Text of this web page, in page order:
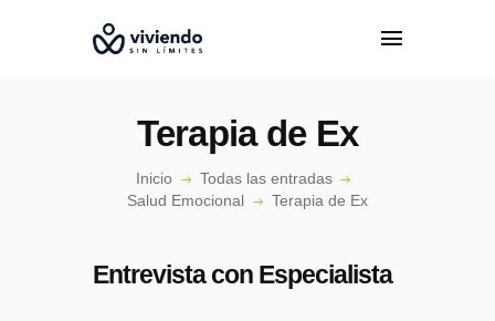
Terapia de Ex
Inicio
Todas las entradas
Salud Emocional
Terapia de Ex
EPISODIOS
Entrevista con Especialista